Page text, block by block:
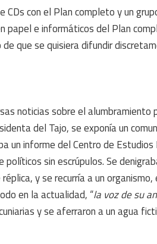
con el Plan completo y un
papel e informáticos del Plan
que se quisiera difundir
noticias sobre el alumbramiento
del Tajo, se exponía un
un informe del Centro de Estudios
sin escrúpulos. Se
y se recurría a un organismo,
en la actualidad, “la voz de su
y se aferraron a un agua